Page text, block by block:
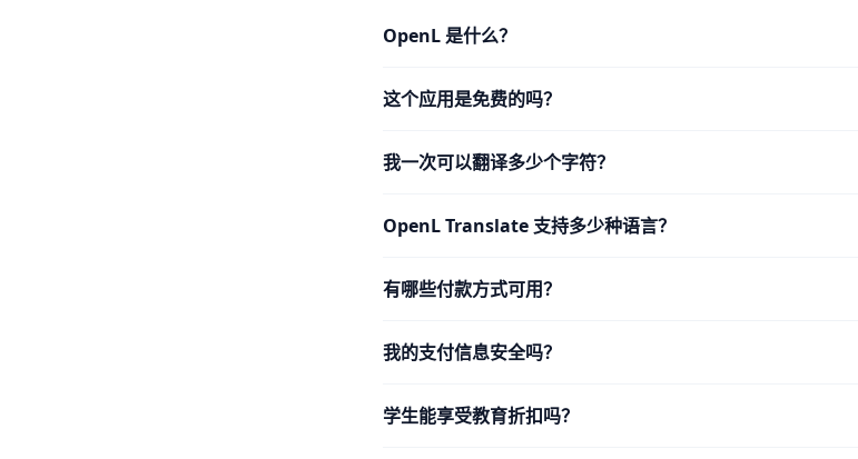
OpenL 是什么？
这个应用是免费的吗？
我一次可以翻译多少个字符？
OpenL Translate 支持多少种语言？
有哪些付款方式可用？
我的支付信息安全吗？
学生能享受教育折扣吗？